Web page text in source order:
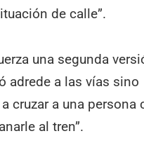
de calle”.
una segunda
adrede a las vías sino
cruzar a una persona
al tren”.